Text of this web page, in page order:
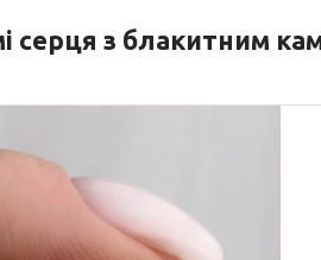
серця з блакитним